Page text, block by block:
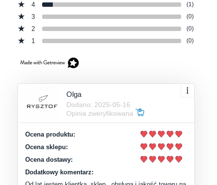
4 (1)
3 (0)
2 (0)
1 (0)
Olga
Dodano: 2025-05-16
Opinia zweryfikowana
Ocena produktu:
Ocena sklepu:
Ocena dostawy:
Dodatkowy komentarz: